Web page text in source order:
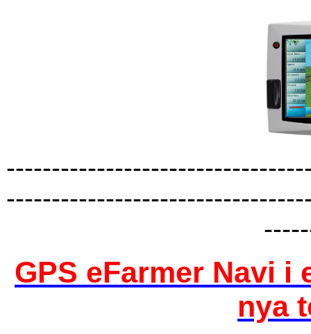
GPS eFarmer Navi i
nya